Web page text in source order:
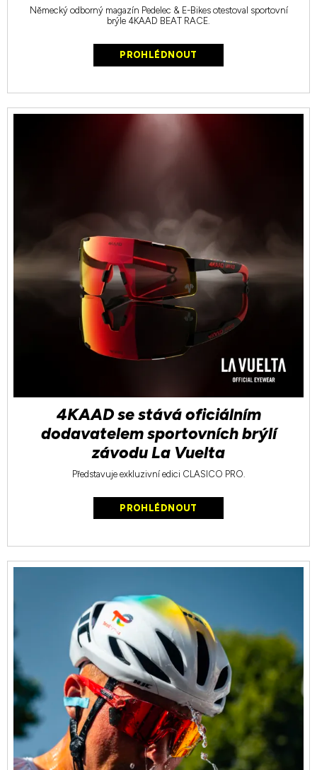
Německý odborný magazín Pedelec & E-Bikes otestoval sportovní
brýle 4KAAD BEAT RACE.
PROHLÉDNOUT
4KAAD se stává oficiálním
dodavatelem sportovních brýlí
závodu La Vuelta
Představuje exkluzivní edici CLASICO PRO.
PROHLÉDNOUT